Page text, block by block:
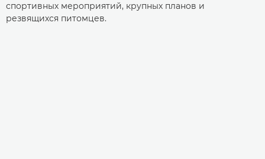
спортивных мероприятий, крупных планов и
резвящихся питомцев.